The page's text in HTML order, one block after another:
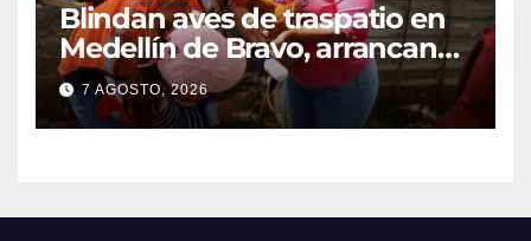
Blindan aves de traspatio en
Medellín de Bravo, arrancan
vacunación masiva contra el
Newcastle
7 AGOSTO, 2026